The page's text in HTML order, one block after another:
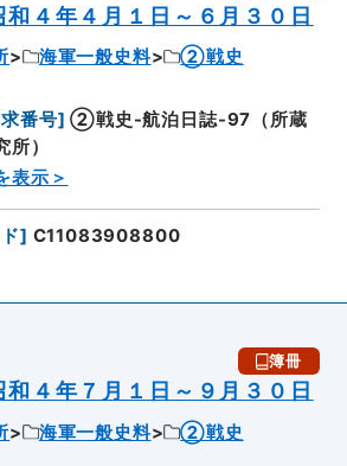
年４月１日～６月３０日
海軍一般史料
②戦史
番号] ②戦史-航泊日誌-97（所蔵
）
表示＞
] C11083908800
簿冊
年７月１日～９月３０日
海軍一般史料
②戦史